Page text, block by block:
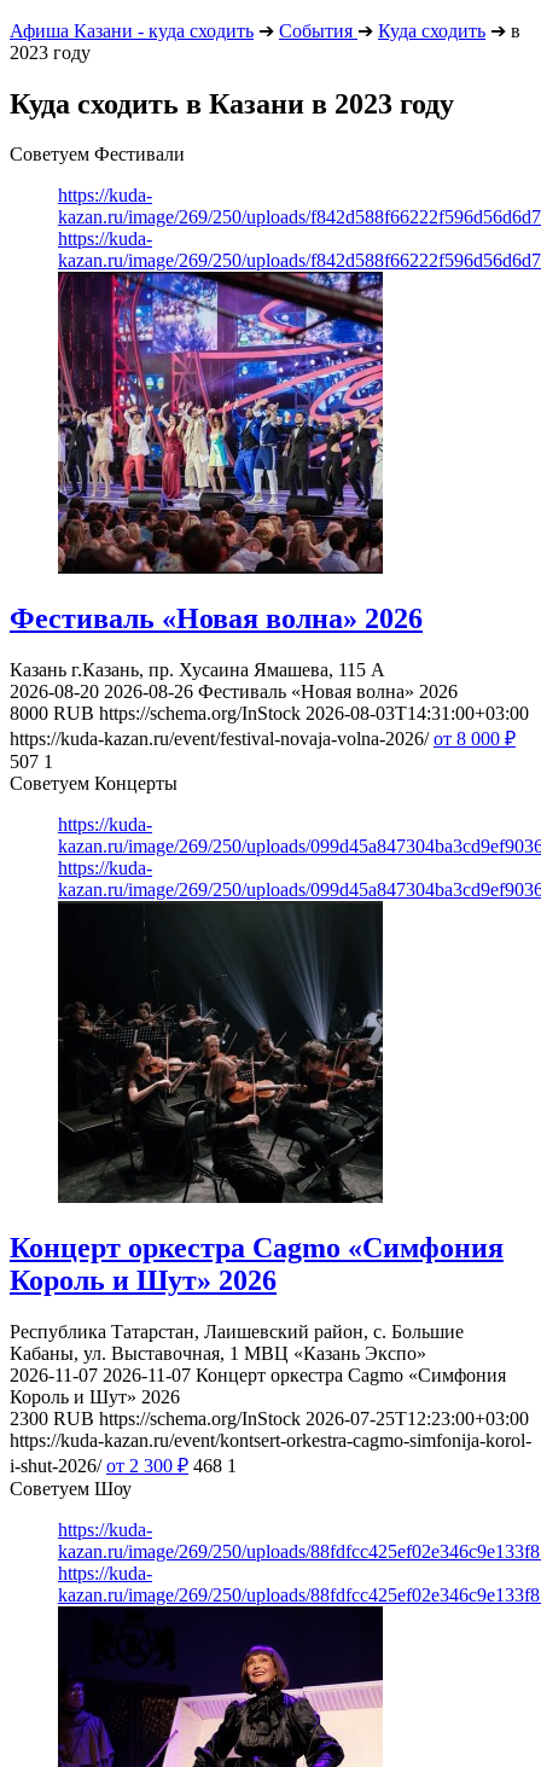
Афиша Казани - куда сходить ➔ События ➔ Куда сходить ➔ в
2023 году
Куда сходить в Казани в 2023 году
Советуем Фестивали
https://kuda-
kazan.ru/image/269/250/uploads/
https://kuda-
kazan.ru/image/269/250/uploads/
Фестиваль «Новая волна» 2026
Казань г.Казань, пр. Хусаина Ямашева, 115 A
2026-08-20 2026-08-26 Фестиваль «Новая волна» 2026
8000 RUB https://schema.org/InStock 2026-08-03T14:31:00+03:00
https://kuda-kazan.ru/event/festival-novaja-volna-2026/ от 8 000 ₽
507 1
Советуем Концерты
https://kuda-
kazan.ru/image/269/250/uploads/
https://kuda-
kazan.ru/image/269/250/uploads/
Концерт оркестра Cagmo «Симфония
Король и Шут» 2026
Республика Татарстан, Лаишевский район, с. Большие
Кабаны, ул. Выставочная, 1 МВЦ «Казань Экспо»
2026-11-07 2026-11-07 Концерт оркестра Cagmo «Симфония
Король и Шут» 2026
2300 RUB https://schema.org/InStock 2026-07-25T12:23:00+03:00
https://kuda-kazan.ru/event/kontsert-orkestra-cagmo-simfonija-korol-
i-shut-2026/ от 2 300 ₽ 468 1
Советуем Шоу
https://kuda-
kazan.ru/image/269/250/uploads/
https://kuda-
kazan.ru/image/269/250/uploads/